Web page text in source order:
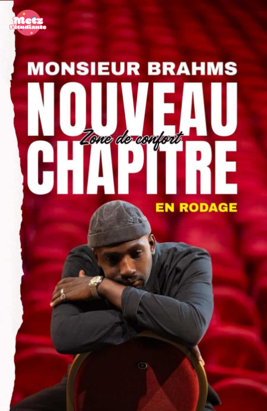
Panneau de gestion des cookies